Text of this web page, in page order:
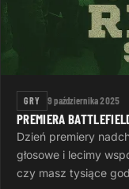
GRY 9 października 2025
PREMIERA
Dzień premiery
głosowe i lecimy
czy masz tysiące